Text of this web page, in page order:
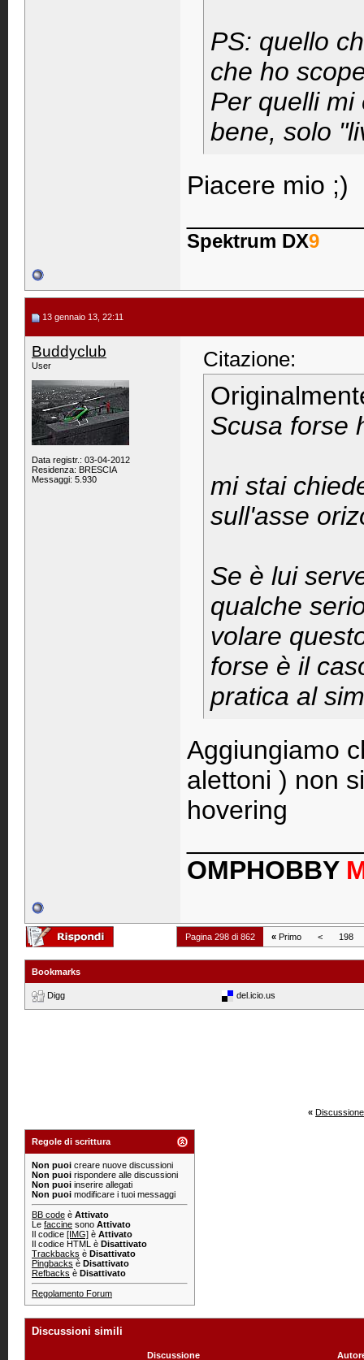
PS: quello
che ho
Per quelli mi
bene, solo
Piacere mio ;)
Spektrum DX9
13 gennaio 13, 22:11
Buddyclub
User
Data registr.: 03-04-2012
Residenza: BRESCIA
Messaggi: 5.930
Citazione:
Scusa forse
mi stai
sull'asse
Se è lui
qualche
volare
forse è il
pratica al
Aggiungiamo
alettoni ) non
hovering
OMPHOBBY
Pagina 298 di 862 « Primo < 198
Bookmarks
Digg del.icio.us
«
Regole di scrittura
Non puoi creare nuove discussioni
Non puoi rispondere alle discussioni
Non puoi inserire allegati
Non puoi modificare i tuoi messaggi
BB code è Attivato
Le faccine sono Attivato
Il codice [IMG] è Attivato
Il codice HTML è Disattivato
Trackbacks è Disattivato
Pingbacks è Disattivato
Refbacks è Disattivato
Regolamento Forum
Discussioni simili
Discussione